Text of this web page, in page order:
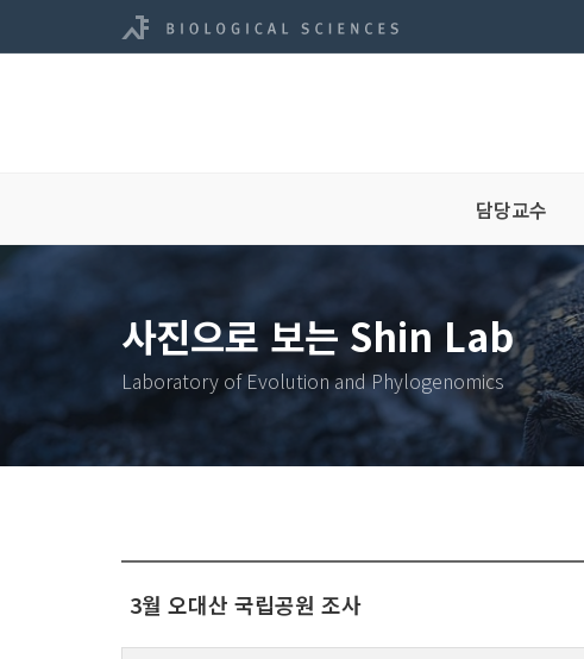
담당교수
사진으로 보는 Shin Lab
Laboratory of Evolution and Phylogenomics
3월 오대산 국립공원 조사